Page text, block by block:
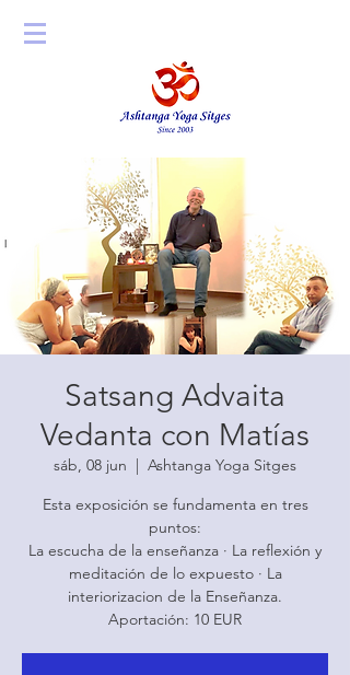
Satsang Advaita
Vedanta con Matías
sáb, 08 jun
  |
Ashtanga Yoga Sitges
Esta exposición se fundamenta en tres
puntos:
La escucha de la enseñanza · La reflexión y
meditación de lo expuesto · La
interiorizacion de la Enseñanza.
Aportación: 10 EUR